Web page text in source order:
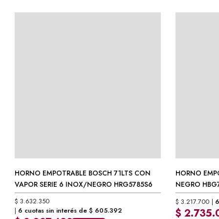
HORNO EMPOTRABLE BOSCH 71LTS CON
VAPOR SERIE 6 INOX/NEGRO HRG5785S6
$ 3.632.350
6 cuotas sin interés de $ 605.392
$3.632.350
Precio sin Impuestos Nacionales:$ 3.001.942
6 cuotas sin interés de$605.392
$3.087.498 -15% OFF
Precio contado con transferencia
HORNO
NEGRO
$ 3.217.700
$
$3.217.700
Precio sin
$
Precio